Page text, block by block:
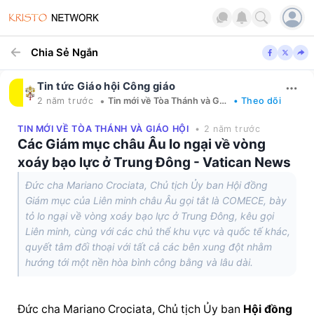
Chia Sẻ Ngắn
Tin tức Giáo hội Công giáo
2 năm trước • Tin mới về Tòa Thánh và Giáo hội • Theo dõi
TIN MỚI VỀ TÒA THÁNH VÀ GIÁO HỘI • 2 năm trước
Các Giám mục châu Âu lo ngại về vòng
xoáy bạo lực ở Trung Đông - Vatican News
Đức cha Mariano Crociata, Chủ tịch Ủy ban Hội đồng
Giám mục của Liên minh châu Âu gọi tắt là COMECE, bày
tỏ lo ngại về vòng xoáy bạo lực ở Trung Đông, kêu gọi
Liên minh, cùng với các chủ thể khu vực và quốc tế khác,
quyết tâm đối thoại với tất cả các bên xung đột nhằm
hướng tới một nền hòa bình công bằng và lâu dài.
Đức cha Mariano Crociata, Chủ tịch Ủy ban Hội đồng